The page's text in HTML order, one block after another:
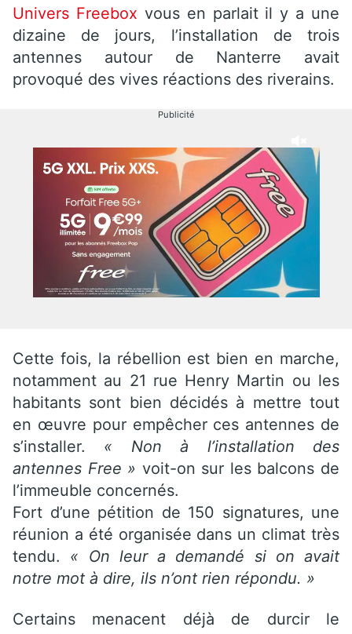
Univers Freebox vous en parlait il y a une
dizaine de jours, l’installation de trois
antennes autour de Nanterre avait
provoqué des vives réactions des riverains.
Publicité
Cette fois, la rébellion est bien en marche,
notamment au 21 rue Henry Martin ou les
habitants sont bien décidés à mettre tout
en œuvre pour empêcher ces antennes de
s’installer. « Non à l’installation des
antennes Free » voit-on sur les balcons de
l’immeuble concernés.
Fort d’une pétition de 150 signatures, une
réunion a été organisée dans un climat très
tendu. « On leur a demandé si on avait
notre mot à dire, ils n’ont rien répondu. »
Certains menacent déjà de durcir le